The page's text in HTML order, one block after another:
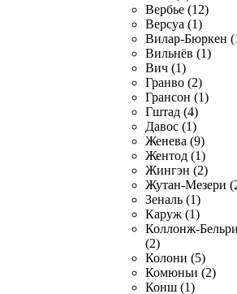
Вербье (12)
Версуа (1)
Вилар-Бюркен
Вильнёв (1)
Вич (1)
Гранво (2)
Грансон (1)
Гштад (4)
Давос (1)
Женева (9)
Жентод (1)
Жингэн (2)
Жутан-Мезери
Зеналь (1)
Каруж (1)
Коллонж-
(2)
Колони (5)
Комюньи (2)
Конш (1)